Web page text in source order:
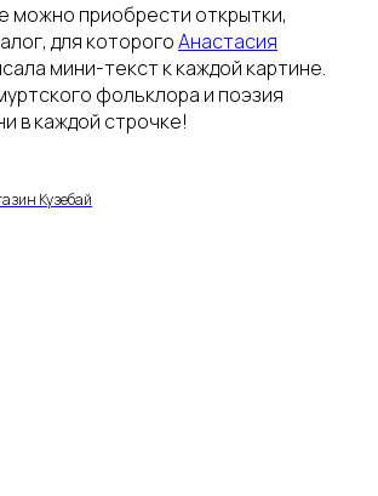
можно приобрести открытки,
для которогоАнастасия
мини-текст к каждой картине.
фольклора и поэзия
в каждой строчке!
Кузебай